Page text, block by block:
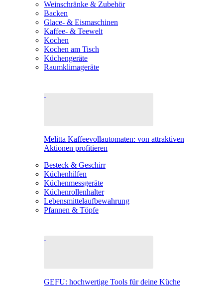
Weinschränke & Zubehör
Backen
Glace- & Eismaschinen
Kaffee- & Teewelt
Kochen
Kochen am Tisch
Küchengeräte
Raumklimageräte
Melitta Kaffeevollautomaten: von attraktiven
Aktionen profitieren
Besteck & Geschirr
Küchenhilfen
Küchenmessgeräte
Küchenrollenhalter
Lebensmittelaufbewahrung
Pfannen & Töpfe
GEFU: hochwertige Tools für deine Küche